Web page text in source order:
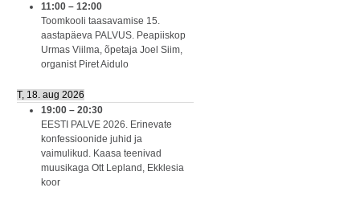
11:00 – 12:00
Toomkooli taasavamise 15.
aastapäeva PALVUS. Peapiiskop
Urmas Viilma, õpetaja Joel Siim,
organist Piret Aidulo
T, 18. aug 2026
19:00 – 20:30
EESTI PALVE 2026. Erinevate
konfessioonide juhid ja
vaimulikud. Kaasa teenivad
muusikaga Ott Lepland, Ekklesia
koor